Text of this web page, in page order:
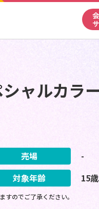
ャルカラ
売場
-
対象年齢 15
のでご了承ください。